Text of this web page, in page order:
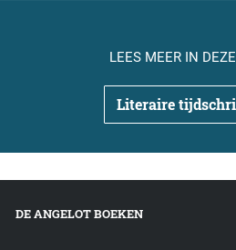
Literaire
LEES MEER IN
DE ANGELOT BOEKEN